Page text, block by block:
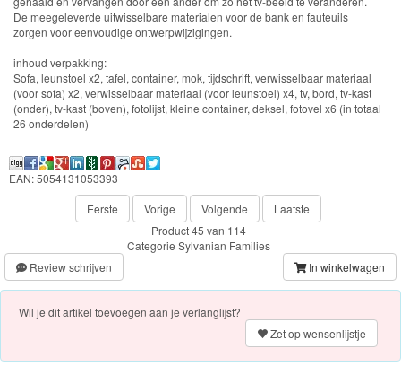
Series
Aquabeads
Baby
Born
Annabell
Knuffels
Schleich
De meegeleverde uitwisselbare materialen voor de bank en fauteuils
zorgen voor eenvoudige ontwerpwijzigingen.
inhoud verpakking:
Sofa, leunstoel x2, tafel, container, mok, tijdschrift, verwisselbaar materiaal
(voor sofa) x2, verwisselbaar materiaal (voor leunstoel) x4, tv, bord, tv-kast
(onder), tv-kast (boven), fotolijst, kleine container, deksel, fotovel x6 (in totaal
26 onderdelen)
EAN: 5054131053393
Eerste
Vorige Volgende
Laatste
Product 45 van 114
Categorie Sylvanian Families
Review schrijven
In winkelwagen
Wil je dit artikel toevoegen aan je verlanglijst?
Zet op wensenlijstje